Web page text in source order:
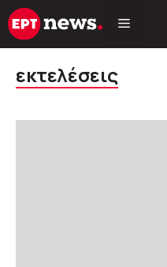
Μετάβαση
σε
εκτελέσεις